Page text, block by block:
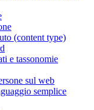
(content type)
e tassonomie
sul web
semplice